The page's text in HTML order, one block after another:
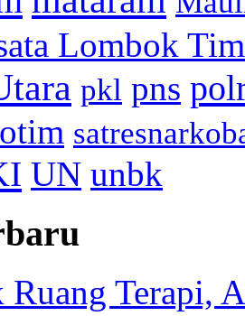
Lombok
pkl pns
UN unbk
Terapi,